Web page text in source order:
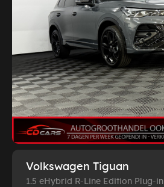
Volkswagen Tiguan
1.5 eHybrid R-Line Edition Plug-in